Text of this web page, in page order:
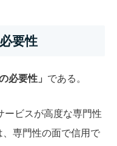
要性
必要性」 である。
ービスが高度な専門性
専門性の面で信用で